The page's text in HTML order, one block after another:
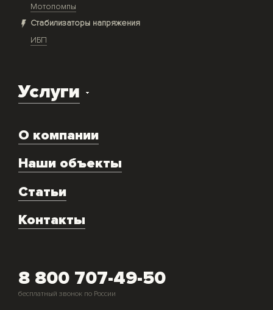
Мотопомпы
Стабилизаторы напряжения
ИБП
Услуги
Экспертиза объекта
Техническое обслуживание
Аренда
Монтаж и подключение оборудования
Скупка генераторов
О компании
Наши объекты
Статьи
Контакты
8 800 707-49-50
бесплатный звонок по России